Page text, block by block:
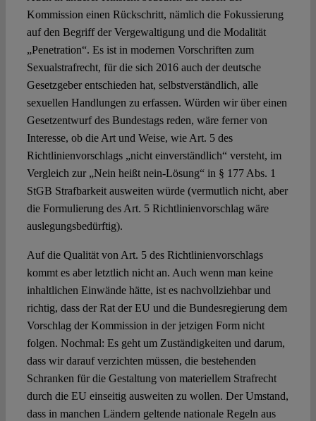
Kommission einen Rückschritt, nämlich die Fokussierung
auf den Begriff der Vergewaltigung und die Modalität
„Penetration“. Es ist in modernen Vorschriften zum
Sexualstrafrecht, für die sich 2016 auch der deutsche
Gesetzgeber entschieden hat, selbstverständlich, alle
sexuellen Handlungen zu erfassen. Würden wir über einen
Gesetzentwurf des Bundestags reden, wäre ferner von
Interesse, ob die Art und Weise, wie Art. 5 des
Richtlinienvorschlags „nicht einverständlich“ versteht, im
Vergleich zur „Nein heißt nein-Lösung“ in § 177 Abs. 1
StGB Strafbarkeit ausweiten würde (vermutlich nicht, aber
die Formulierung des Art. 5 Richtlinienvorschlag wäre
auslegungsbedürftig).
Auf die Qualität von Art. 5 des Richtlinienvorschlags
kommt es aber letztlich nicht an. Auch wenn man keine
inhaltlichen Einwände hätte, ist es nachvollziehbar und
richtig, dass der Rat der EU und die Bundesregierung dem
Vorschlag der Kommission in der jetzigen Form nicht
folgen. Nochmal: Es geht um Zuständigkeiten und darum,
dass wir darauf verzichten müssen, die bestehenden
Schranken für die Gestaltung von materiellem Strafrecht
durch die EU einseitig ausweiten zu wollen. Der Umstand,
dass in manchen Ländern geltende nationale Regeln aus